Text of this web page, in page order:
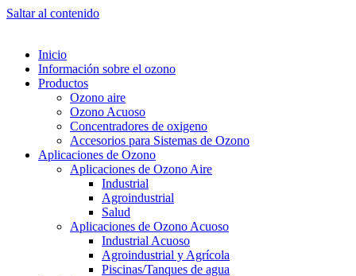
Saltar al contenido
Inicio
Información sobre el ozono
Productos
Ozono aire
Ozono Acuoso
Concentradores de oxigeno
Accesorios para Sistemas de Ozono
Aplicaciones de Ozono
Aplicaciones de Ozono Aire
Industrial
Agroindustrial
Salud
Aplicaciones de Ozono Acuoso
Industrial Acuoso
Agroindustrial y Agrícola
Piscinas/Tanques de agua